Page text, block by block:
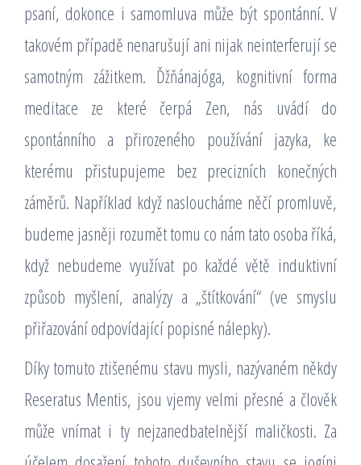
psaní, dokonce i samomluva může být spontánní. V
takovém případě nenarušují ani nijak neinterferují se
samotným zážitkem. Ďžňánajóga, kognitivní forma
meditace ze které čerpá Zen, nás uvádí do
spontánního a přirozeného používání jazyka, ke
kterému přistupujeme bez precizních konečných
záměrů. Například když nasloucháme něčí promluvě,
budeme jasněji rozumět tomu co nám tato osoba říká,
když nebudeme využívat po každé větě induktivní
způsob myšlení, analýzy a „štítkování“ (ve smyslu
přiřazování odpovídající popisné nálepky).
Díky tomuto ztišenému stavu mysli, nazývaném někdy
Reseratus Mentis, jsou vjemy velmi přesné a člověk
může vnímat i ty nejzanedbatelnější maličkosti. Za